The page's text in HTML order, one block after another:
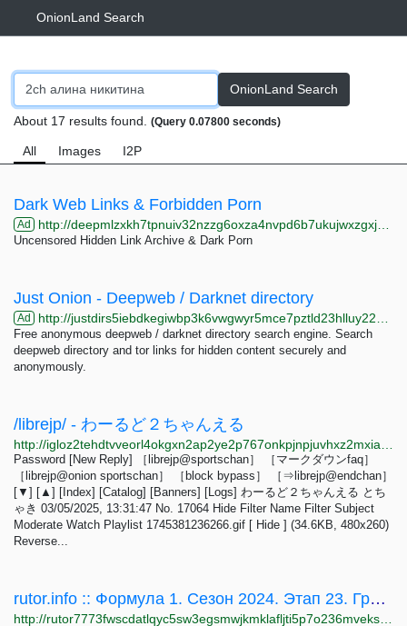
OnionLand Search
OnionLand Search
About 17 results found. (Query 0.07800 seconds)
All Images I2P
Dark Web Links & Forbidden Porn
Ad http://deepmlzxkh7tpnuiv32nzzg6oxza4nvpd6b7ukujwxzgxj2f33johuqd.onion
Uncensored Hidden Link Archive & Dark Porn
Just Onion - Deepweb / Darknet directory
Ad http://justdirs5iebdkegiwbp3k6vwgwyr5mce7pztld23hlluy22ox4r3iad.onion
Free anonymous deepweb / darknet directory search engine. Search
deepweb directory and tor links for hidden content securely and
anonymously.
/librejp/ - わーるど２ちゃんえる
Password [New Reply] ［librejp@sportschan］ ［マークダウンfaq］
［librejp@onion sportschan］ ［block bypass］ ［⇒librejp@endchan］
[▼] [▲] [Index] [Catalog] [Banners] [Logs] わーるど２ちゃんえる とち
ゃき 03/05/2025, 13:31:47 No. 17064 Hide Filter Name Filter Subject
Moderate Watch Playlist 1745381236266.gif [ Hide ] (34.6KB, 480x260)
Reverse...
rutor.info :: Формула 1. Сезон 2024. Этап 23. Гран-при Катара. Гонка (Фабричнова, Попов)...